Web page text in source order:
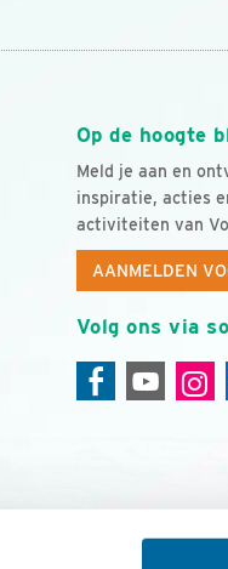
Op de hoogte
Meld je aan en
inspiratie, acties
activiteiten van
AANMELDEN
Volg ons via